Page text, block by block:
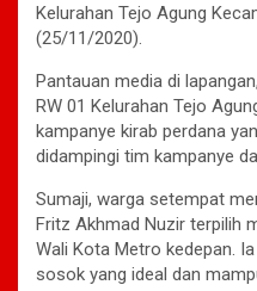
Kelurahan Tejo Agung
(25/11/2020).
Pantauan media di
RW 01 Kelurahan Tejo
kampanye kirab perdana
didampingi tim kampanye
Sumaji, warga setempat
Fritz Akhmad Nuzir terpilih
Wali Kota Metro kedepan.
sosok yang ideal dan